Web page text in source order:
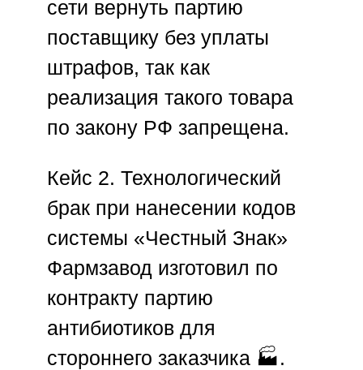
сети вернуть партию
поставщику без уплаты
штрафов, так как
реализация такого товара
по закону РФ запрещена.
Кейс 2. Технологический
брак при нанесении кодов
системы «Честный Знак»
Фармзавод изготовил по
контракту партию
антибиотиков для
стороннего заказчика 🏭.